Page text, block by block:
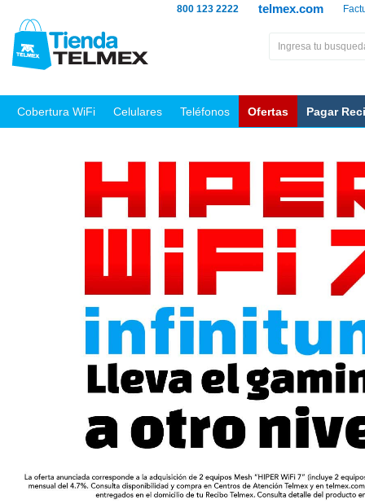
telmex.com
800 123 2222
Cobertura WiFi Celulares Teléfonos Ofertas Pagar